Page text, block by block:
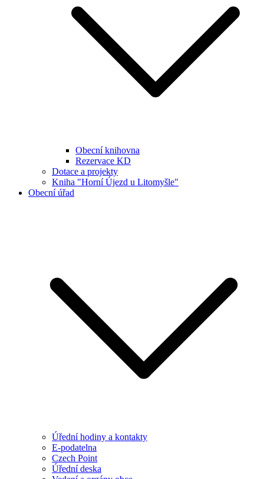
Obecní knihovna
Rezervace KD
Dotace a projekty
Kniha "Horní Újezd u Litomyšle"
Obecní úřad
Úřední hodiny a kontakty
E-podatelna
Czech Point
Úřední deska